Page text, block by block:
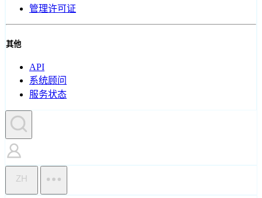
管理许可证
其他
API
系统顾问
服务状态
ZH